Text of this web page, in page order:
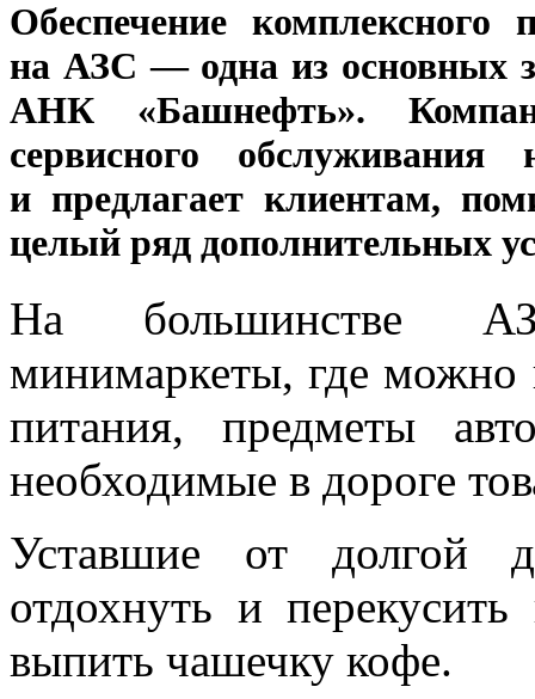
Обеспечение
на АЗС — одна из основных
АНК «Башнефть».
сервисного
и предлагает клиентам,
целый ряд дополнительных
На большинстве
минимаркеты, где можно
питания, предметы
необходимые в дороге
Уставшие от долгой
отдохнуть и
выпить чашечку кофе.